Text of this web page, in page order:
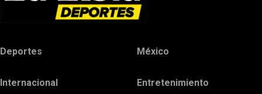
Deportes México
Internacional Entretenimiento